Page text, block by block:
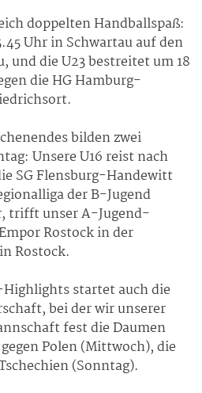
doppelten Handballspaß:
Uhr in Schwartau auf den
und die U23 bestreitet um 18
die HG Hamburg-
bilden zwei
Unsere U16 reist nach
SG Flensburg-Handewitt
der B-Jugend
trifft unser A-Jugend-
Rostock in der
Rostock.
startet auch die
bei der wir unserer
fest die Daumen
Polen (Mittwoch), die
(Sonntag).